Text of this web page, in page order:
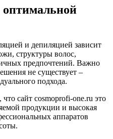
и депиляцией зависит
структуры волос,
предпочтений. Важно
не существует –
подхода.
сайт cosmoprofi-one.ru это
продукции и высокая
аппаратов